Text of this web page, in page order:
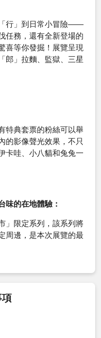
行」到日常小冒險——
任務，還有全新登場的
喜等你發掘！展覽呈現
郎」拉麵、監獄、三星
特典套票的粉絲可以舉
的影像聲光效果，不只
卡哇、小八貓和兔兔一
味的在地體驗：
」限定系列，該系列將
周邊，是本次展覽的最